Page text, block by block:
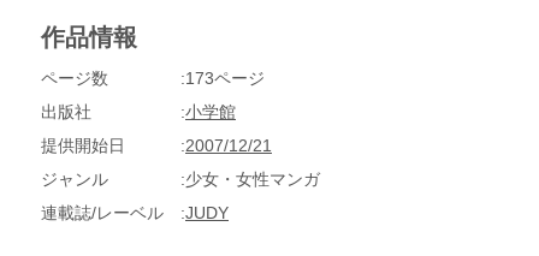
作品情報
ページ数
173ページ
出版社
小学館
提供開始日
2007/12/21
ジャンル
少女・女性マンガ
連載誌/レーベル
JUDY